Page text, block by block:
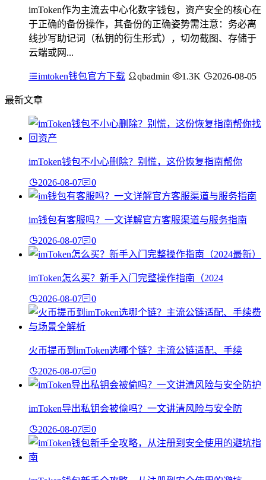
imToken作为主流去中心化数字钱包，资产安全的核心在
于正确的备份操作，其备份的正确姿势需注意：务必离
线抄写助记词（私钥的衍生形式），切勿截图、存储于
云端或网...
imtoken钱包官方下载 qbadmin 1.3K 2026-08-05
最新文章
imToken钱包不小心删除？别慌，这份恢复指南帮你
2026-08-07 0
im钱包有客服吗？一文详解官方客服渠道与服务指南
2026-08-07 0
imToken怎么买？新手入门完整操作指南（2024
2026-08-07 0
火币提币到imToken选哪个链？主流公链适配、手续
2026-08-07 0
imToken导出私钥会被偷吗？一文讲清风险与安全防
2026-08-07 0